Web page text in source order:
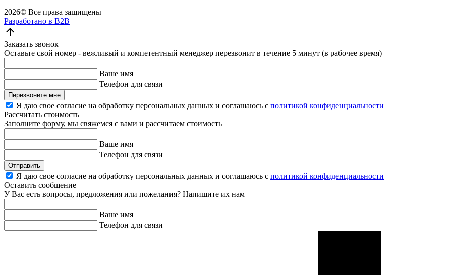
2026© Все права защищены
Разработано в B2B
Заказать звонок
Оставьте свой номер - вежливый и компетентный менеджер перезвонит в течение 5 минут (в рабочее время)
Ваше имя
Телефон для связи
Перезвоните мне
Я даю свое согласие на обработку персональных данных и соглашаюсь с политикой конфиденциальности
Рассчитать стоимость
Заполните форму, мы свяжемся с вами и рассчитаем стоимость
Ваше имя
Телефон для связи
Отправить
Я даю свое согласие на обработку персональных данных и соглашаюсь с политикой конфиденциальности
Оставить сообщение
У Вас есть вопросы, предложения или пожелания? Напишите их нам
Ваше имя
Телефон для связи